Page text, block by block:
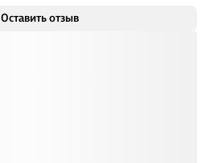
Оставить отзыв